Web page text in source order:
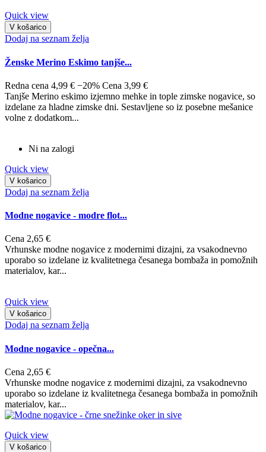
Quick view
V košarico
Dodaj na seznam želja
Ženske Merino Eskimo tanjše...
Redna cena 4,99 € −20% Cena 3,99 €
Tanjše Merino eskimo izjemno mehke in tople zimske nogavice, so
izdelane za hladne zimske dni. Sestavljene so iz posebne mešanice
volne z dodatkom...
Ni na zalogi
Quick view
V košarico
Dodaj na seznam želja
Modne nogavice - modre flot...
Cena 2,65 €
Vrhunske modne nogavice z modernimi dizajni, za vsakodnevno
uporabo so izdelane iz kvalitetnega česanega bombaža in pomožnih
materialov, kar...
Quick view
V košarico
Dodaj na seznam želja
Modne nogavice - opečna...
Cena 2,65 €
Vrhunske modne nogavice z modernimi dizajni, za vsakodnevno
uporabo so izdelane iz kvalitetnega česanega bombaža in pomožnih
materialov, kar...
Quick view
V košarico